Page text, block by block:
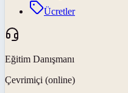
Ücretler
Eğitim Danışmanı
Çevrimiçi (online)